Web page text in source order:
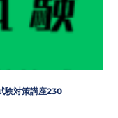
験対策講座230